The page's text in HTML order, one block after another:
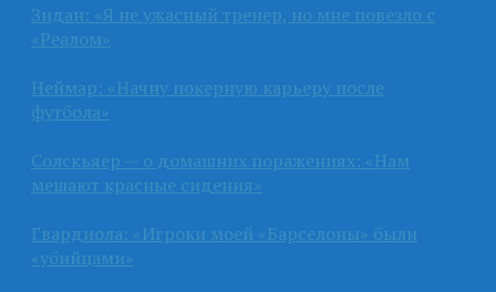
Зидан: «Я не ужасный тренер, но мне повезло с
«Реалом»
Неймар: «Начну покерную карьеру после
футбола»
Солскьяер — о домашних поражениях: «Нам
мешают красные сидения»
Гвардиола: «Игроки моей «Барселоны» были
«убийцами»